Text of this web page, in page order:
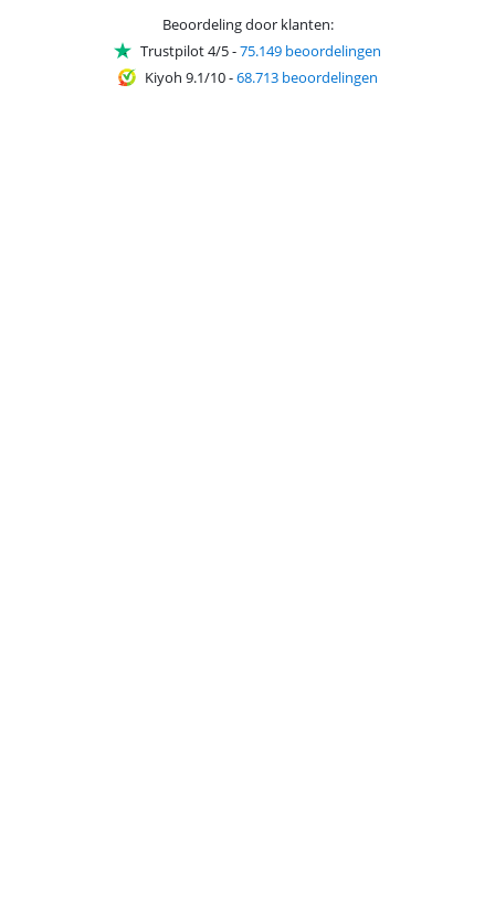
Beoordeling door klanten:
Trustpilot 4/5-75.149 beoordelingen
Kiyoh 9.1/10-68.713 beoordelingen